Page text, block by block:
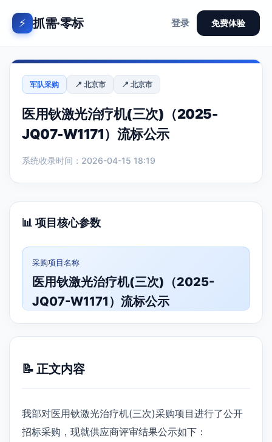
⚡ 抓需·零标 登录 免费体验
军队采购 📍 北京市 📍 北京市
医用钬激光治疗机(三次)（2025-
JQ07-W1171）流标公示
系统收录时间：2026-04-15 18:19
📊 项目核心参数
采购项目名称
医用钬激光治疗机(三次)（2025-
JQ07-W1171）流标公示
📝 正文内容
我部对医用钬激光治疗机(三次)采购项目进行了公开
招标采购，现就供应商评审结果公示如下：